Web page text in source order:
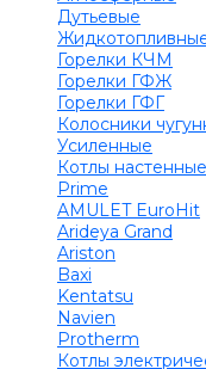
Дутьевые
Горелки КЧМ
Горелки ГФЖ
Горелки ГФГ
Колосники
Усиленные
Котлы настенные
Prime
AMULET EuroHit
Arideya Grand
Ariston
Baxi
Kentatsu
Navien
Protherm
Котлы